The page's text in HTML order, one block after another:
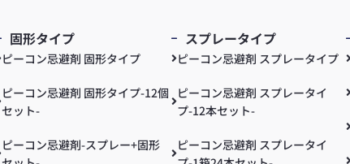
固形タイプ
ピーコン忌避剤 固形タイプ
ピーコン忌避剤 固形タイプ-12個
セット-
ピーコン忌避剤-スプレー+固形
スプレータイプ
ピーコン忌避剤 スプレータイプ
ピーコン忌避剤 スプレータイ
プ-12本セット-
ピーコン忌避剤 スプレータイ